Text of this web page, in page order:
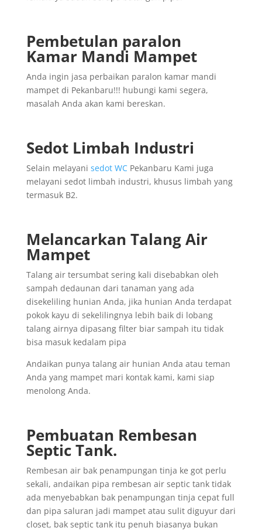
Pembetulan paralon
Kamar Mandi Mampet
Anda ingin jasa perbaikan paralon kamar mandi
mampet di Pekanbaru!!! hubungi kami segera,
masalah Anda akan kami bereskan.
Sedot Limbah Industri
Selain melayani sedot WCPekanbaru Kami juga
melayani sedot limbah industri, khusus limbah yang
termasuk B2.
Melancarkan Talang Air
Mampet
Talang air tersumbat sering kali disebabkan oleh
sampah dedaunan dari tanaman yang ada
disekeliling hunian Anda, jika hunian Anda terdapat
pokok kayu di sekelilingnya lebih baik di lobang
talang airnya dipasang filter biar sampah itu tidak
bisa masuk kedalam pipa
Andaikan punya talang air hunian Anda atau teman
Anda yang mampet mari kontak kami, kami siap
menolong Anda.
Pembuatan Rembesan
Septic Tank.
Rembesan air bak penampungan tinja ke got perlu
sekali, andaikan pipa rembesan air septic tank tidak
ada menyebabkan bak penampungan tinja cepat full
dan pipa saluran jadi mampet atau sulit diguyur dari
closet, bak septic tank itu penuh biasanya bukan